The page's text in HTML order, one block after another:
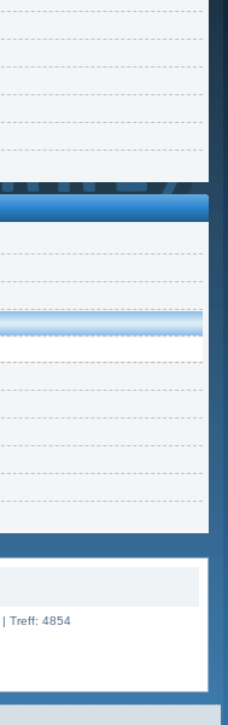
|Treff: 4854